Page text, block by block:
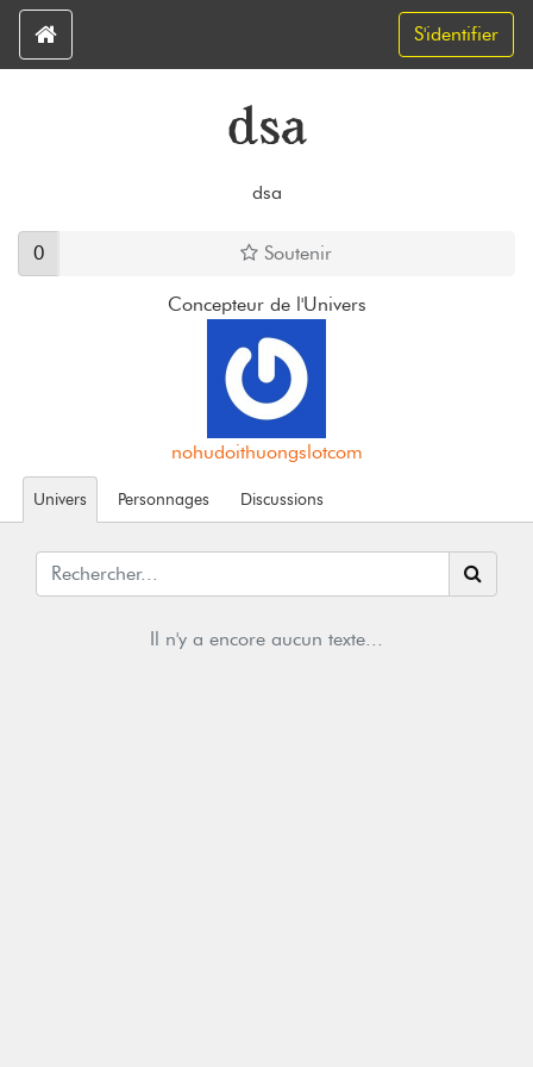
S'identifier
dsa
dsa
0 Soutenir
Concepteur de l'Univers
nohudoithuongslotcom
Univers Personnages Discussions
Il n'y a encore aucun texte...